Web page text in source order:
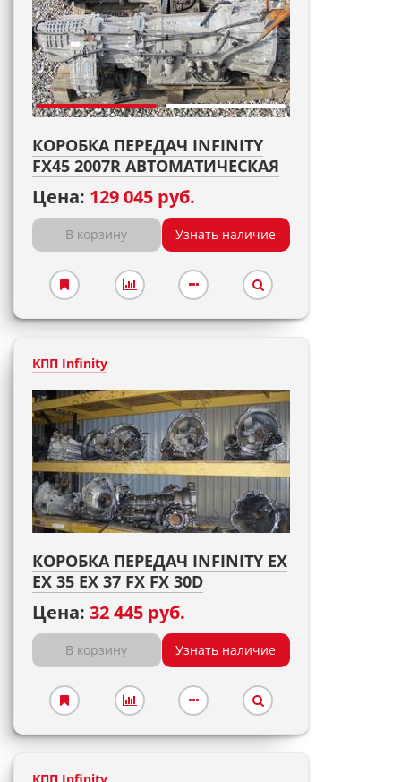
КОРОБКА ПЕРЕДАЧ INFINITY
FX45 2007R АВТОМАТИЧЕСКАЯ
Цена: 129 045 руб.
В корзину Узнать наличие
КПП Infinity
КОРОБКА ПЕРЕДАЧ INFINITY EX
EX 35 EX 37 FX FX 30D
Цена: 32 445 руб.
В корзину Узнать наличие